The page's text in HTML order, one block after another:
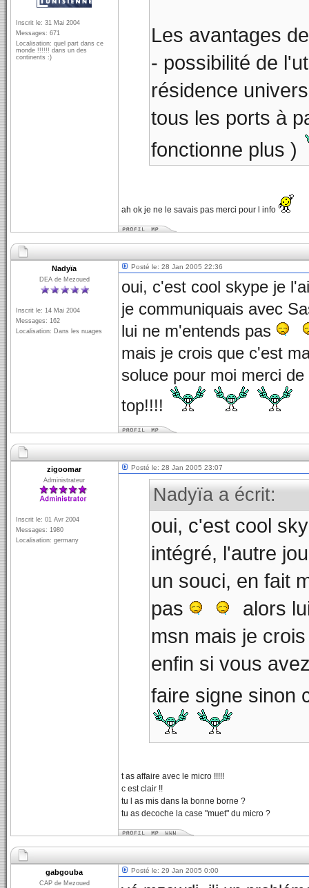
Inscrit le: 31 Mai 2004
Messages: 671
Localisation: quel part dans ce
monde !!!!!! dans un des
continents :)
Les avantages
- possibilité de
résidence
tous les ports à
fonctionne plus )
ah ok je ne le savais pas merci pour l info
Nadyïa
DEA de Mezoued
Inscrit le: 14 Mai 2004
Messages: 162
Localisation: Dans les nuages
Posté le: 28 Jan 2005 22:36
oui, c'est cool skype je
je communiquais avec
lui ne m'entends pas
mais je crois que c'est
soluce pour moi merci
top!!!!
zigoomar
Administrateur
Inscrit le: 01 Avr 2004
Messages: 1980
Localisation: germany
Posté le: 28 Jan 2005 23:07
Nadyïa a écrit:
oui, c'est cool
intégré, l'autre
un souci, en fait
pas
alors
msn mais je
enfin si vous
faire signe sinon
t as affaire avec le micro !!!!!
c est clair !!
tu l as mis dans la bonne borne ?
tu as decoche la case "muet" du micro ?
gabgouba
CAP de Mezoued
Posté le: 29 Jan 2005 0:00